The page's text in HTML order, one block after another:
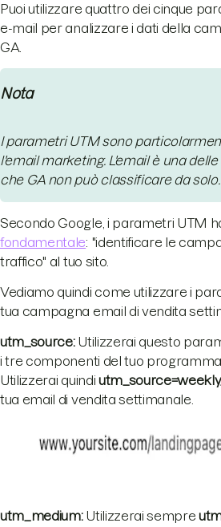
Puoi utilizzare quattro dei cinque
e-mail per analizzare i dati della
GA.
Nota
I parametri UTM sono
l'email marketing. L'email è una
che GA non può classificare da solo.
Secondo Google, i parametri UTM
fondamentale: "identificare le
traffico" al tuo sito.
Vediamo quindi come utilizzare i
tua campagna email di vendita
utm_source:Utilizzerai questo
i tre componenti del tuo
Utilizzerai quindi
tua email di vendita settimanale.
utm_medium:Utilizzerai sempre